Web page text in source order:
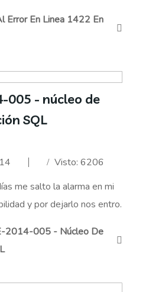
Error En Linea 1422 En
005 - núcleo de
SQL
Visto: 6206
me salto la alarma en mi
y por dejarlo nos entro.
2014-005 - Núcleo De